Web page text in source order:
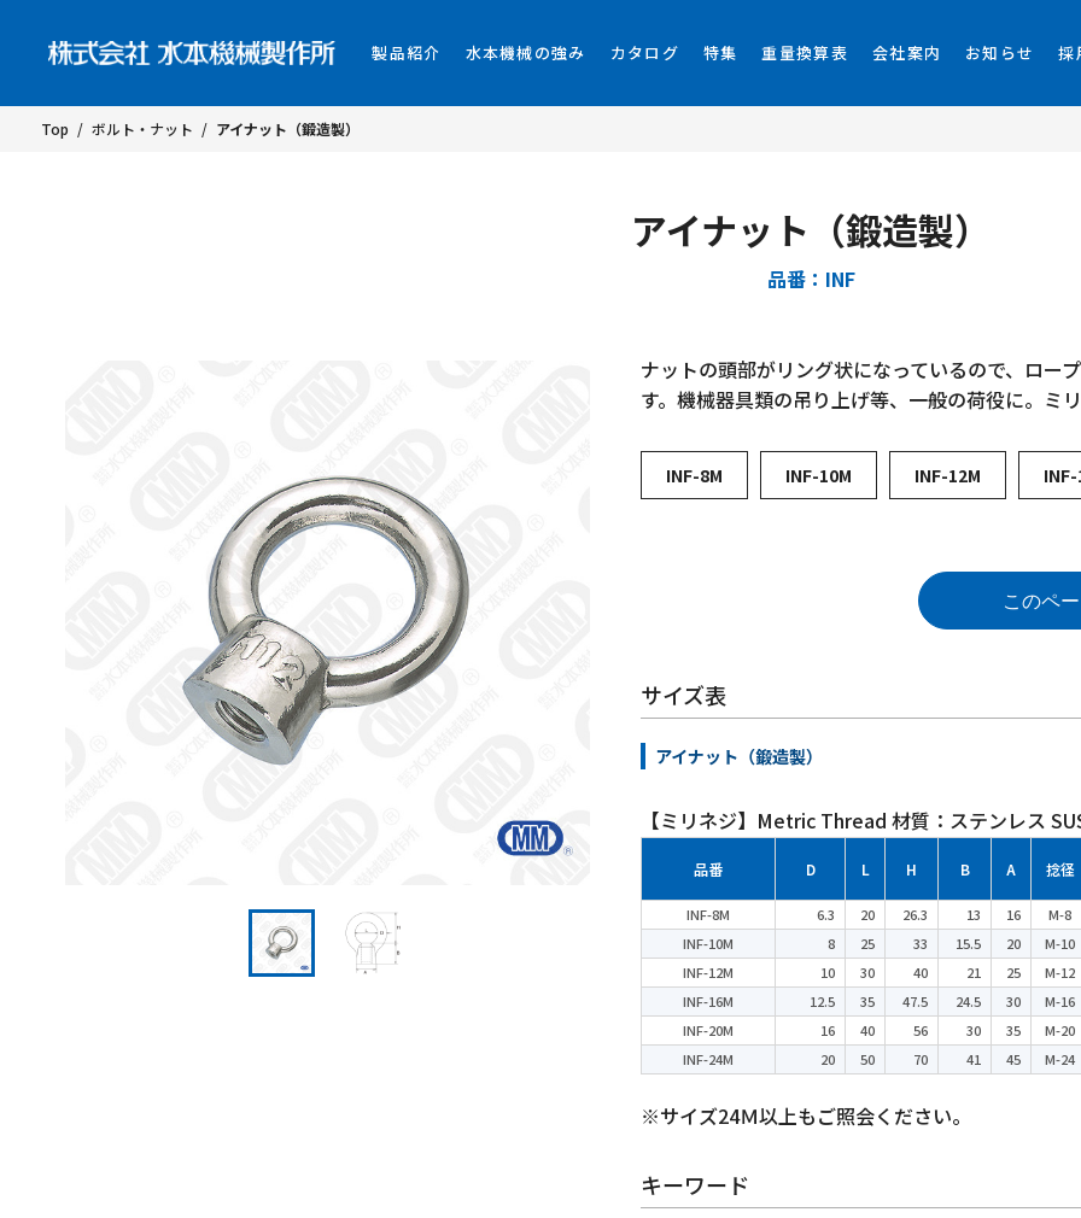
製品紹介 水本機械の強み カタログ 特集 重量換算表 会社案内 お知らせ 採
Top / ボルト・ナット / アイナット（鍛造製）
アイナット（鍛造製）
品番：INF
ナットの頭部がリング状になっているので、ロー
す。機械器具類の吊り上げ等、一般の荷役に。ミ
INF-8M INF-10M INF-12M
このペ
サイズ表
アイナット（鍛造製）
【ミリネジ】Metric Thread 材質：ステンレス
品番 D L H B A 捻径
INF-8M 6.3 20 26.3 13 16
M-8
INF-10M
8 25 33 15.5 20
M-10
INF-12M
10 30 40 21 25
M-12
INF-16M
12.5 35 47.5 24.5 30
M-16
INF-20M
16 40 56 30 35
M-20
INF-24M
20 50 70 41 45 M-24
※サイズ24Ｍ以上もご照会ください。
キーワード